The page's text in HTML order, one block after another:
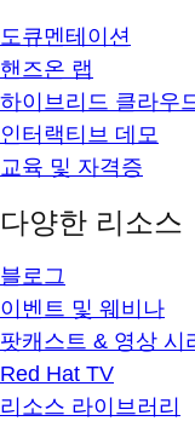
도큐멘테이션
핸즈온 랩
하이브리드 클라우
인터랙티브 데모
교육 및 자격증
다양한 리소스
블로그
이벤트 및 웨비나
팟캐스트 & 영상 시
Red Hat TV
리소스 라이브러리